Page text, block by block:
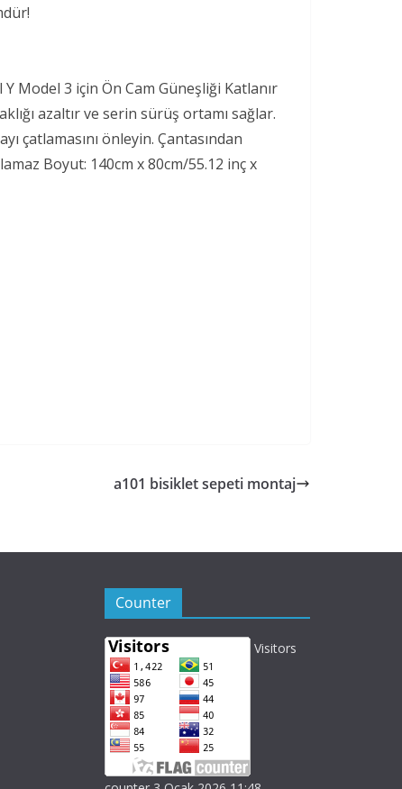
Model 3 için Ön Cam Güneşliği Katlanır
azaltır ve serin sürüş ortamı sağlar.
çatlamasını önleyin. Çantasından
Boyut: 140cm x 80cm/55.12 inç x
a101 bisiklet sepeti montaj
Counter
Visitors